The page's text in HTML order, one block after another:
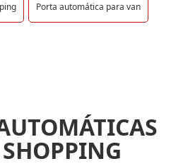
Porta automática para van